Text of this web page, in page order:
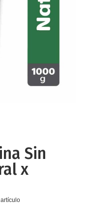
Sin
x